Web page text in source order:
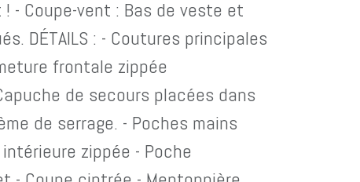
- Coupe-vent : Bas de veste et
DÉTAILS : - Coutures principales
frontale zippée
de secours placées dans
de serrage. - Poches mains
zippée - Poche